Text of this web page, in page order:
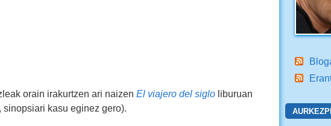
orain irakurtzen ari naizen El viajero del sigloliburuan
kasu eginez gero).